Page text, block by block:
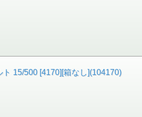
ト 15/500 [4170][箱なし](104170)